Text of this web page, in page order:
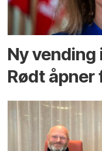
Ny
Rødt